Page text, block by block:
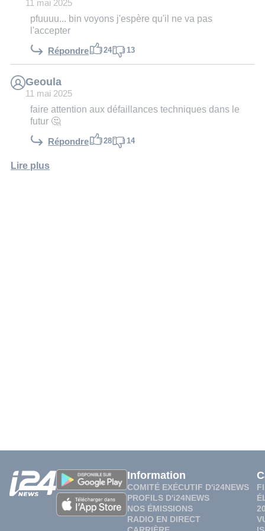
11 mai 2025
pfuuuu... bin voyons j'espère qu'il ne va pas
l'accepter
Répondre 24 13
Geoula
11 mai 2025
faire attention aux défaillances techniques dans le
futur 🤔
Répondre 28 14
Lire plus
Information
COMITÉ EXÉCUTIF D'i24NEWS
PROFILS D'i24NEWS
NOS ÉMISSIONS
RADIO EN DIRECT